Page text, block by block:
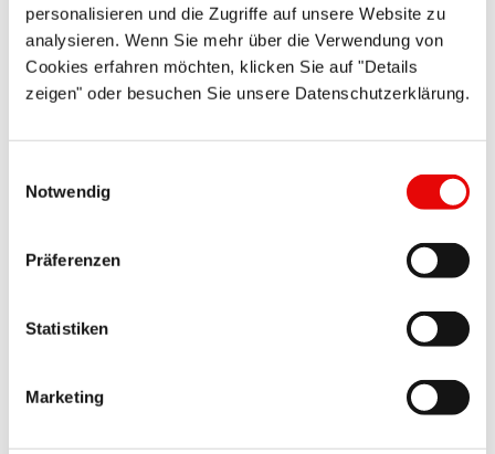
personalisieren und die Zugriffe auf unsere Website zu
analysieren. Wenn Sie mehr über die Verwendung von
Cookies erfahren möchten, klicken Sie auf "Details
zeigen" oder besuchen Sie unsere Datenschutzerklärung.
Notwendig
Präferenzen
Statistiken
Marketing
EPN250/ M 16 R
EPN250/ M 20 R
EPN250/ M 25 R
EPN250/ M 32 R
EPN250/ M 40 R
EPN250/ M 50 R
Zmniejszony zakres zacisku metryczny przedłużony gwint.